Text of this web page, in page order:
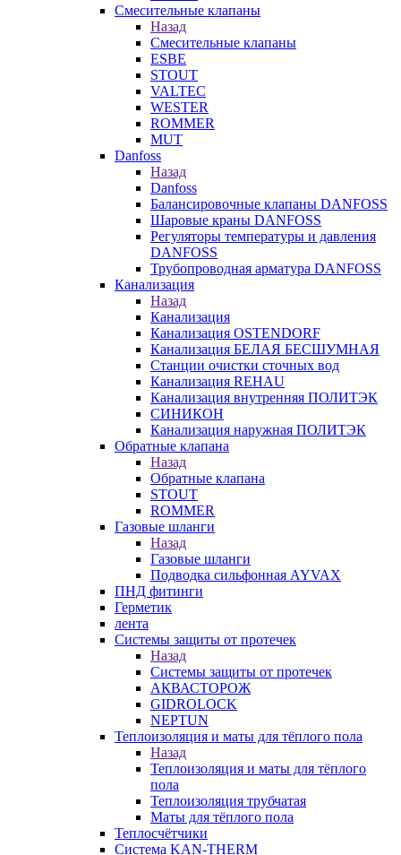
Смесительные клапаны
Назад
Смесительные клапаны
ESBE
STOUT
VALTEC
WESTER
ROMMER
MUT
Danfoss
Назад
Danfoss
Балансировочные клапаны DANFOSS
Шаровые краны DANFOSS
Регуляторы температуры и давления
DANFOSS
Трубопроводная арматура DANFOSS
Канализация
Назад
Канализация
Канализация OSTENDORF
Канализация БЕЛАЯ БЕСШУМНАЯ
Станции очистки сточных вод
Канализация REHAU
Канализация внутренняя ПОЛИТЭК
СИНИКОН
Канализация наружная ПОЛИТЭК
Обратные клапана
Назад
Обратные клапана
STOUT
ROMMER
Газовые шланги
Назад
Газовые шланги
Подводка сильфонная AYVAX
ПНД фитинги
Герметик
лента
Системы защиты от протечек
Назад
Системы защиты от протечек
АКВАСТОРОЖ
GIDROLOCK
NEPTUN
Теплоизоляция и маты для тёплого пола
Назад
Теплоизоляция и маты для тёплого
пола
Теплоизоляция трубчатая
Маты для тёплого пола
Теплосчётчики
Система KAN-THERM